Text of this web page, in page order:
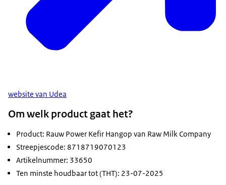
website van Udea
Om welk product gaat het?
Product: Rauw Power Kefir Hangop van Raw Milk Company
Streepjescode: 8718719070123
Artikelnummer: 33650
Ten minste houdbaar tot (THT): 23-07-2025